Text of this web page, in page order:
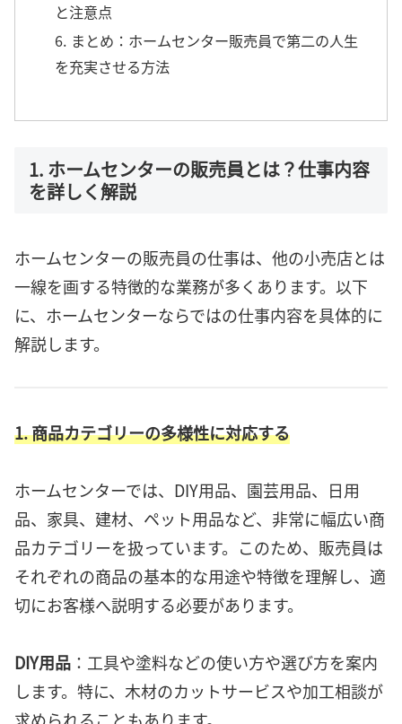
と注意点
6. まとめ：ホームセンター販売員で第二の人生
を充実させる方法
1. ホームセンターの販売員とは？仕事内容
を詳しく解説
ホームセンターの販売員の仕事は、他の小売店とは
一線を画する特徴的な業務が多くあります。以下
に、ホームセンターならではの仕事内容を具体的に
解説します。
1. 商品カテゴリーの多様性に対応する
ホームセンターでは、DIY用品、園芸用品、日用
品、家具、建材、ペット用品など、非常に幅広い商
品カテゴリーを扱っています。このため、販売員は
それぞれの商品の基本的な用途や特徴を理解し、適
切にお客様へ説明する必要があります。
DIY用品 ：工具や塗料などの使い方や選び方を案内
します。特に、木材のカットサービスや加工相談が